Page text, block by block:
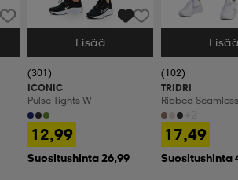
Valitse Koko
Lisää
(301)
ICONIC
Pulse Tights W
12,99
Suositushinta 26,99
Valitse Koko
(102)
TRIDRI
Ribbed
17,49
Suositushinta